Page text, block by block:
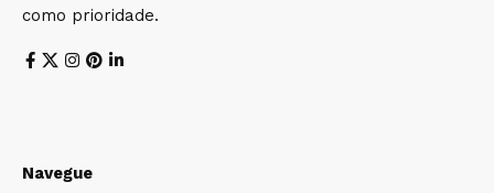
como prioridade.
Navegue